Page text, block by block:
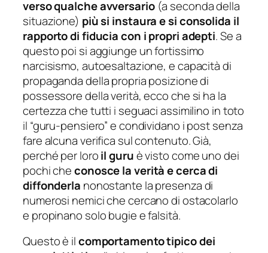
verso qualche avversario (a seconda della
situazione) più si instaura e si consolida il
rapporto di fiducia con i propri adepti. Se a
questo poi si aggiunge un fortissimo
narcisismo, autoesaltazione, e capacità di
propaganda della propria posizione di
possessore della verità, ecco che si ha la
certezza che tutti i seguaci assimilino in toto
il “guru-pensiero” e condividano i post senza
fare alcuna verifica sul contenuto. Già,
perché per loroil guruè visto come uno dei
pochi checonosce la verità e cerca di
diffonderla nonostante la presenza di
numerosi nemici che cercano di ostacolarlo
e propinano solo bugie e falsità.
Questo è ilcomportamento tipico dei